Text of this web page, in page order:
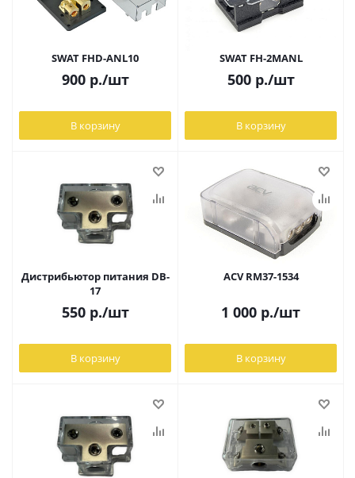
SWAT FHD-ANL10
900р./шт
В корзину
SWAT FH-2MANL
500р./шт
В корзину
Дистрибьютор питания DB-
17
550р./шт
В корзину
ACV RM37-1534
1 000 р./шт
В корзину